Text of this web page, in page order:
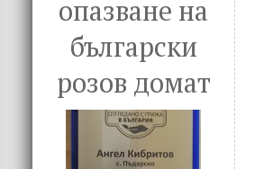
опазване на
български
розов домат